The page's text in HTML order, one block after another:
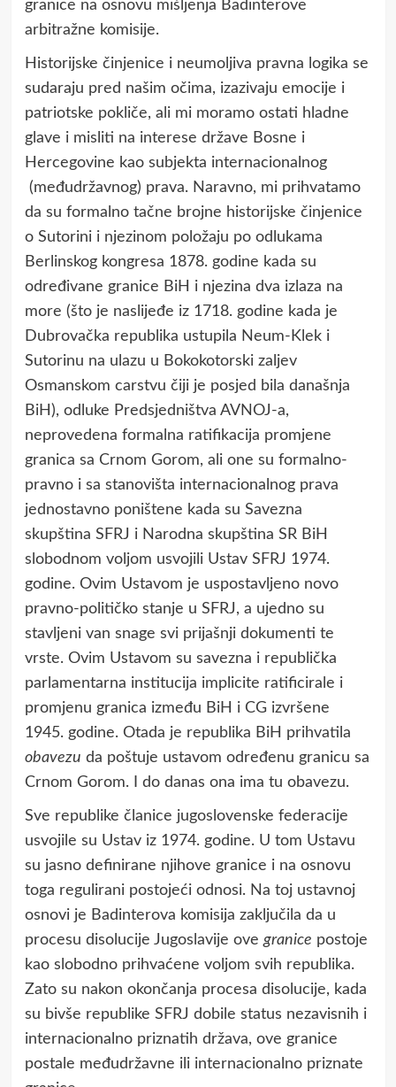
granice na osnovu mišljenja Badinterove
arbitražne komisije.
Historijske činjenice i neumoljiva pravna logika se
sudaraju pred našim očima, izazivaju emocije i
patriotske pokliče, ali mi moramo ostati hladne
glave i misliti na interese države Bosne i
Hercegovine kao subjekta internacionalnog
(međudržavnog) prava. Naravno, mi prihvatamo
da su formalno tačne brojne historijske činjenice
o Sutorini i njezinom položaju po odlukama
Berlinskog kongresa 1878. godine kada su
određivane granice BiH i njezina dva izlaza na
more (što je naslijeđe iz 1718. godine kada je
Dubrovačka republika ustupila Neum-Klek i
Sutorinu na ulazu u Bokokotorski zaljev
Osmanskom carstvu čiji je posjed bila današnja
BiH), odluke Predsjedništva AVNOJ-a,
neprovedena formalna ratifikacija promjene
granica sa Crnom Gorom, ali one su formalno-
pravno i sa stanovišta internacionalnog prava
jednostavno poništene kada su Savezna
skupština SFRJ i Narodna skupština SR BiH
slobodnom voljom usvojili Ustav SFRJ 1974.
godine. Ovim Ustavom je uspostavljeno novo
pravno-političko stanje u SFRJ, a ujedno su
stavljeni van snage svi prijašnji dokumenti te
vrste. Ovim Ustavom su savezna i republička
parlamentarna institucija implicite ratificirale i
promjenu granica između BiH i CG izvršene
1945. godine. Otada je republika BiH prihvatila
obavezu da poštuje ustavom određenu granicu sa
Crnom Gorom. I do danas ona ima tu obavezu.
Sve republike članice jugoslovenske federacije
usvojile su Ustav iz 1974. godine. U tom Ustavu
su jasno definirane njihove granice i na osnovu
toga regulirani postojeći odnosi. Na toj ustavnoj
osnovi je Badinterova komisija zaključila da u
procesu disolucije Jugoslavije ovegranice postoje
kao slobodno prihvaćene voljom svih republika.
Zato su nakon okončanja procesa disolucije, kada
su bivše republike SFRJ dobile status nezavisnih i
internacionalno priznatih država, ove granice
postale međudržavne ili internacionalno priznate